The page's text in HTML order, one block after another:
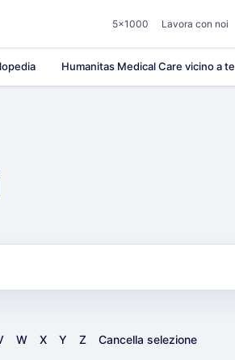
5×1000 Lavora con noi
Humanitas Medical Care vicino a te
W X Y Z Cancella selezione